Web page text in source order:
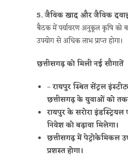
5. जैविक खाद और जैविक
बैठक में पर्यावरण अनुकूल कृषि को
उपयोग से अधिक लाभ प्राप्त होगा।
छत्तीसगढ़ को मिली नई सौगातें
–रायपुर स्थित सेंट्रल
छत्तीसगढ़ के युवाओं को
रायपुर के सरोरा इंडस्ट्रियल
निवेश को बढ़ावा मिलेगा।
छत्तीसगढ़ में पेट्रोकेमिकल
प्रशस्त होगा।